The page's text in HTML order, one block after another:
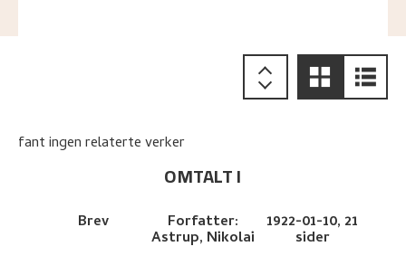
fant ingen relaterte verker
OMTALT I
Brev Forfatter:
Astrup, Nikolai
1922-01-10, 21
sider